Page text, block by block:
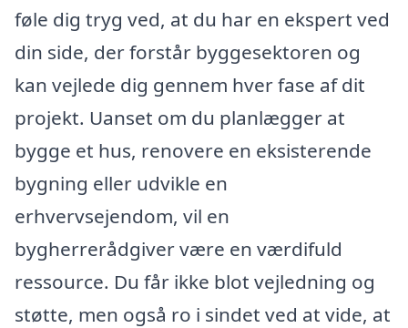
føle dig tryg ved, at du har en ekspert ved
din side, der forstår byggesektoren og
kan vejlede dig gennem hver fase af dit
projekt. Uanset om du planlægger at
bygge et hus, renovere en eksisterende
bygning eller udvikle en
erhvervsejendom, vil en
bygherrerådgiver være en værdifuld
ressource. Du får ikke blot vejledning og
støtte, men også ro i sindet ved at vide, at